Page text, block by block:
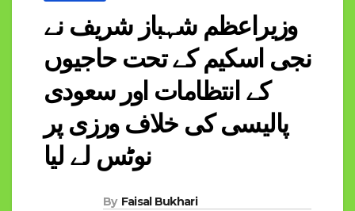
وزیراعظم شہباز شریف نے
نجی اسکیم کے تحت حاجیوں
کے انتظامات اور سعودی
پالیسی کی خلاف ورزی پر
نوٹس لے لیا
By Faisal Bukhari